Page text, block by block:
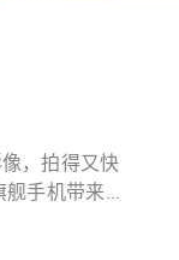
，拍得又快
手机带来...